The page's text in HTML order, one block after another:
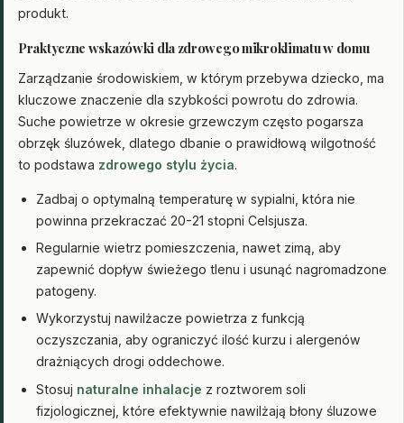
produkt.
Praktyczne wskazówki dla zdrowego mikroklimatu w domu
Zarządzanie środowiskiem, w którym przebywa dziecko, ma
kluczowe znaczenie dla szybkości powrotu do zdrowia.
Suche powietrze w okresie grzewczym często pogarsza
obrzęk śluzówek, dlatego dbanie o prawidłową wilgotność
to podstawa zdrowego stylu życia.
Zadbaj o optymalną temperaturę w sypialni, która nie
powinna przekraczać 20-21 stopni Celsjusza.
Regularnie wietrz pomieszczenia, nawet zimą, aby
zapewnić dopływ świeżego tlenu i usunąć nagromadzone
patogeny.
Wykorzystuj nawilżacze powietrza z funkcją
oczyszczania, aby ograniczyć ilość kurzu i alergenów
drażniących drogi oddechowe.
Stosuj naturalne inhalacje z roztworem soli
fizjologicznej, które efektywnie nawilżają błony śluzowe